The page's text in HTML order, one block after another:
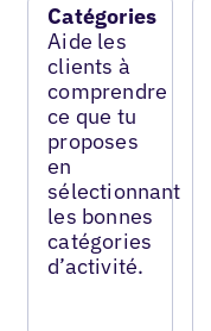
Catégories
Aide les
clients à
comprendre
ce que tu
proposes
en
sélectionnant
les bonnes
catégories
d’activité.